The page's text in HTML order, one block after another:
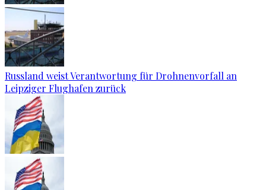
Russland weist Verantwortung für Drohnenvorfall an
Leipziger Flughafen zurück